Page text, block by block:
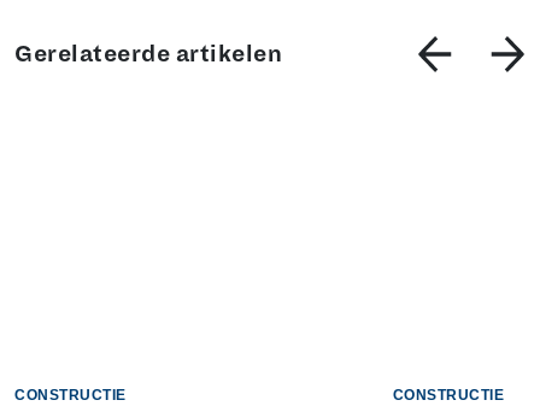
Gerelateerde artikelen
CONSTRUCTIE CONSTRUCTIE